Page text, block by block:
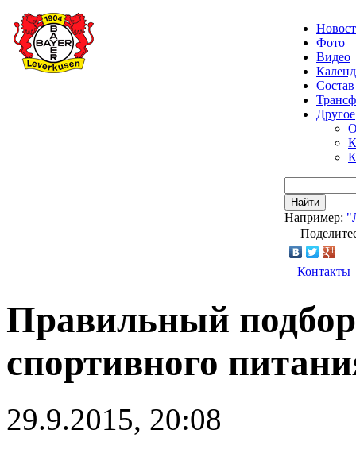
Фото
Видео
Состав
Другое
Найти
Например:
Контакты
Правильный
спортивного
29.9.2015, 20:08